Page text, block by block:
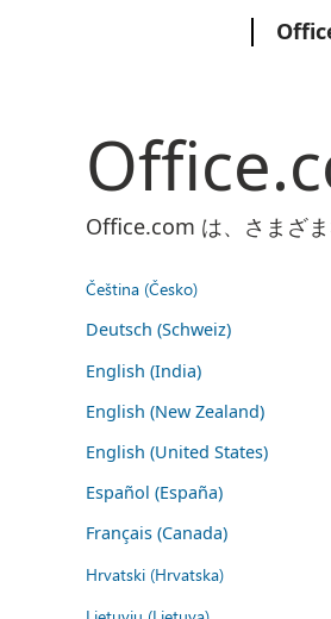
Office.com は、さまざ
Čeština (Česko)
Deutsch (Schweiz)
English (India)
English (New Zealand)
English (United States)
Español (España)
Français (Canada)
Hrvatski (Hrvatska)